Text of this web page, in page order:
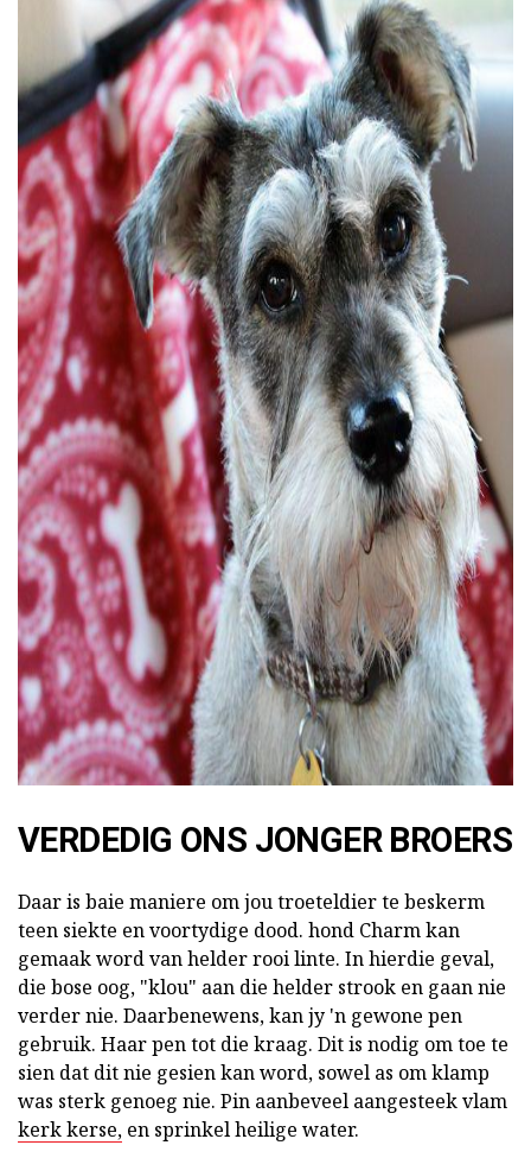
ad
VERDEDIG ONS JONGER BROERS
Daar is baie maniere om jou troeteldier te beskerm
teen siekte en voortydige dood. hond Charm kan
gemaak word van helder rooi linte. In hierdie geval,
die bose oog, "klou" aan die helder strook en gaan nie
verder nie. Daarbenewens, kan jy 'n gewone pen
gebruik. Haar pen tot die kraag. Dit is nodig om toe te
sien dat dit nie gesien kan word, sowel as om klamp
was sterk genoeg nie. Pin aanbeveel aangesteek vlam
kerk kerse, en sprinkel heilige water.